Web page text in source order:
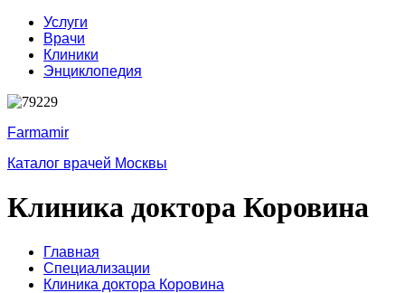
Услуги
Врачи
Клиники
Энциклопедия
Farmamir
Каталог врачей Москвы
Клиника доктора Коровина
Главная
Специализации
Клиника доктора Коровина